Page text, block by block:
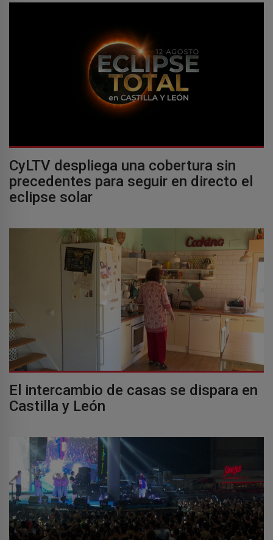
CyLTV despliega una cobertura sin
precedentes para seguir en directo el
eclipse solar
El intercambio de casas se dispara en
Castilla y León